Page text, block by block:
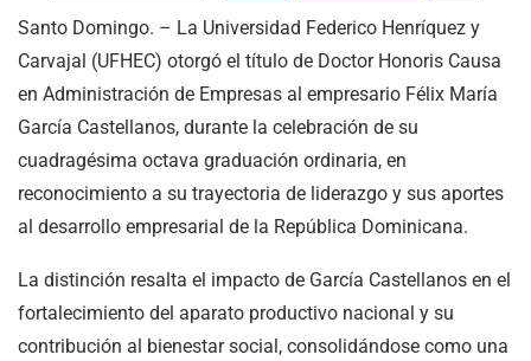
Santo Domingo. – La Universidad Federico Henríquez y
Carvajal (UFHEC) otorgó el título de Doctor Honoris Causa
en Administración de Empresas al empresario Félix María
García Castellanos, durante la celebración de su
cuadragésima octava graduación ordinaria, en
reconocimiento a su trayectoria de liderazgo y sus aportes
al desarrollo empresarial de la República Dominicana.
La distinción resalta el impacto de García Castellanos en el
fortalecimiento del aparato productivo nacional y su
contribución al bienestar social, consolidándose como una